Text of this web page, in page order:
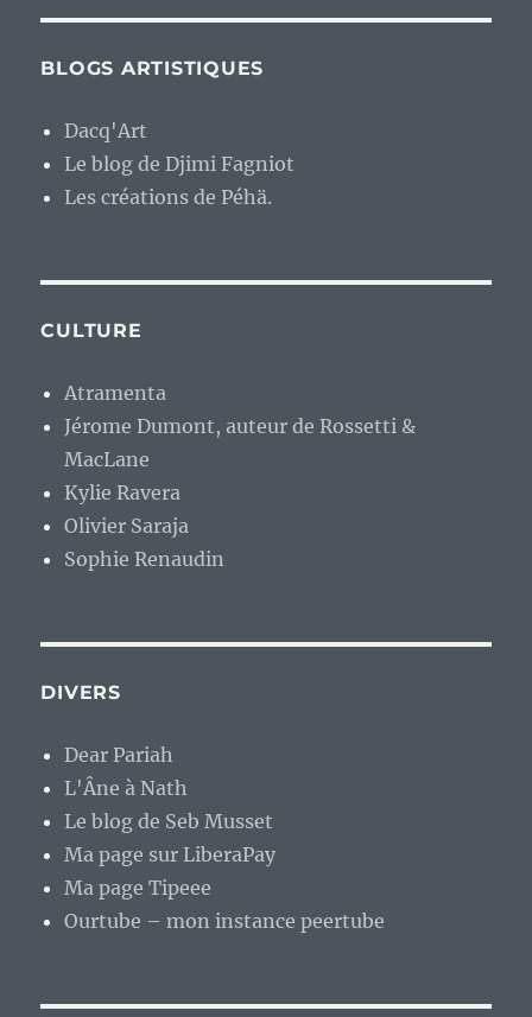
BLOGS ARTISTIQUES
Dacq'Art
Le blog de Djimi Fagniot
Les créations de Péhä.
CULTURE
Atramenta
Jérome Dumont, auteur de Rossetti &
MacLane
Kylie Ravera
Olivier Saraja
Sophie Renaudin
DIVERS
Dear Pariah
L'Âne à Nath
Le blog de Seb Musset
Ma page sur LiberaPay
Ma page Tipeee
Ourtube – mon instance peertube